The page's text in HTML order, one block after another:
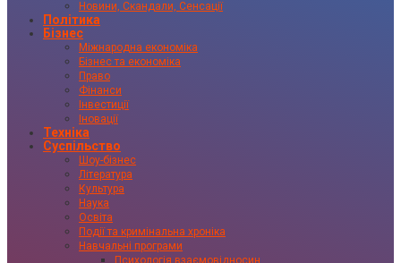
Новини, Скандали, Сенсації
Політика
Бізнес
Міжнародна економіка
Бізнес та економіка
Право
Фінанси
Інвестиції
Іновації
Техніка
Суспільство
Шоу-бізнес
Література
Культура
Наука
Освіта
Події та кримінальна хроніка
Навчальні програми
Психологія взаємовідносин